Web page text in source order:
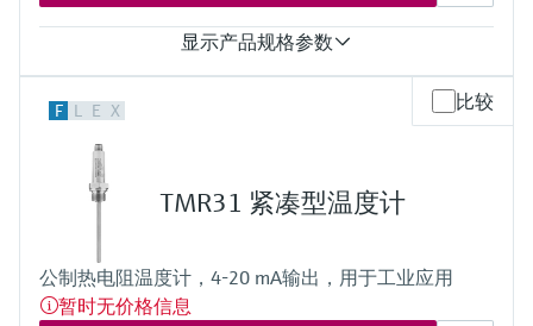
显示产品规格参数
Cl. 1，符合IEC 60584标准
响应时间
取决于设置
t50 = 3 s
t90 = 7 s
20 °C时：80 bar (1,160 psi)
工作温度范围
K型：
F L E X 比较
TMR31 紧凑型温度计
公制热电阻温度计，4-20 mA输出，用于工业应用
暂时无价格信息